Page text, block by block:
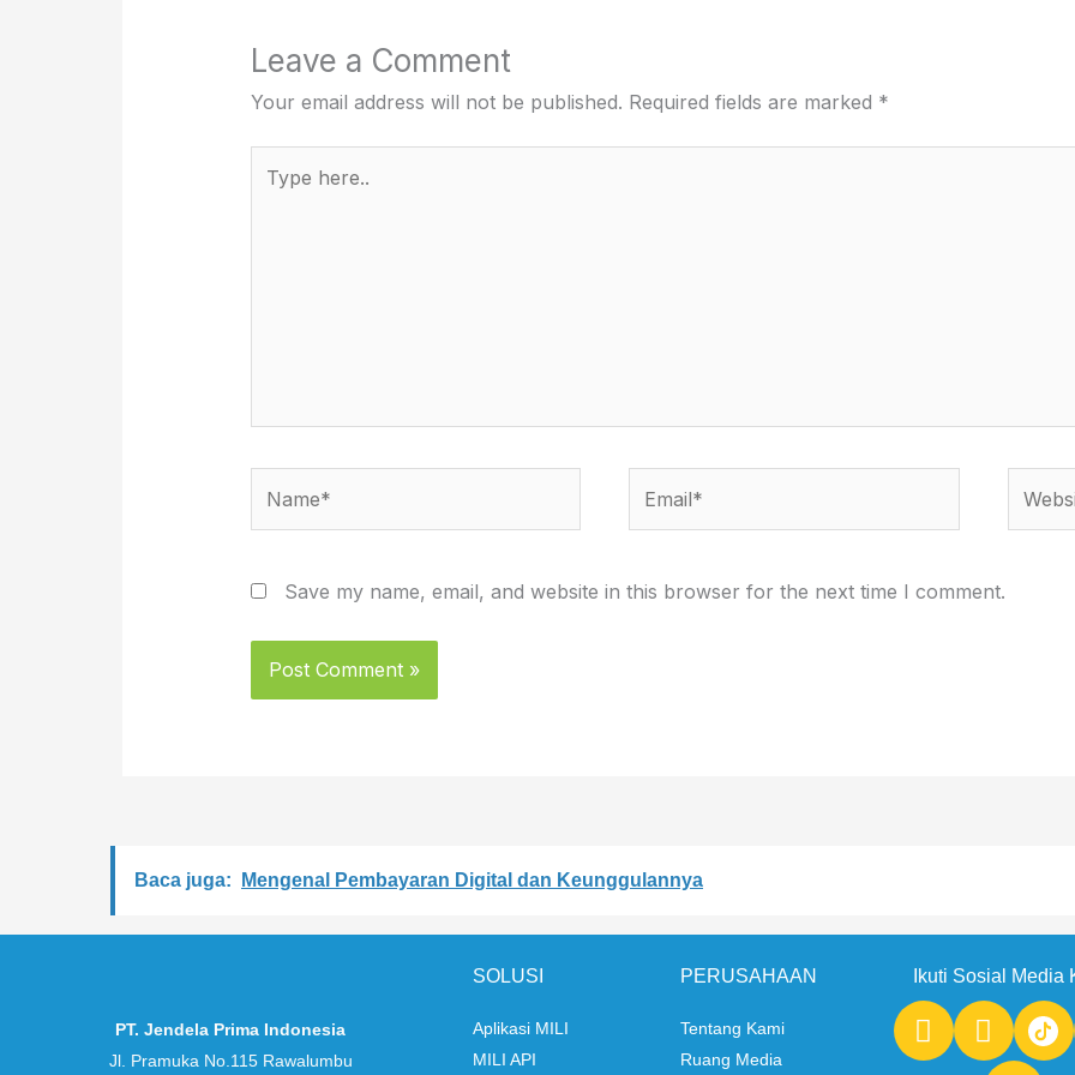
Leave a Comment
Your email address will not be published. Required fields are marked *
here..
Save my name, email, and website in this browser for the next time I comment.
Baca juga: Mengenal Pembayaran Digital dan Keunggulannya
PT. Jendela Prima Indonesia
Jl. Pramuka No.115 Rawalumbu
SOLUSI
Aplikasi MILI
MILI API
PERUSAHAAN
Tentang Kami
Ruang Media
Ikuti Sosial Media
F
a
I
n
L
i